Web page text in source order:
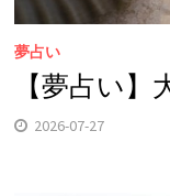
夢占い
【夢占い
2026-07-27